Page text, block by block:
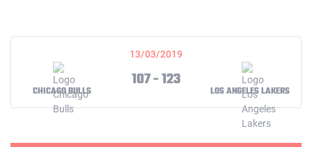
13/03/2019
CHICAGO BULLS
107 - 123
LOS ANGELES LAKERS